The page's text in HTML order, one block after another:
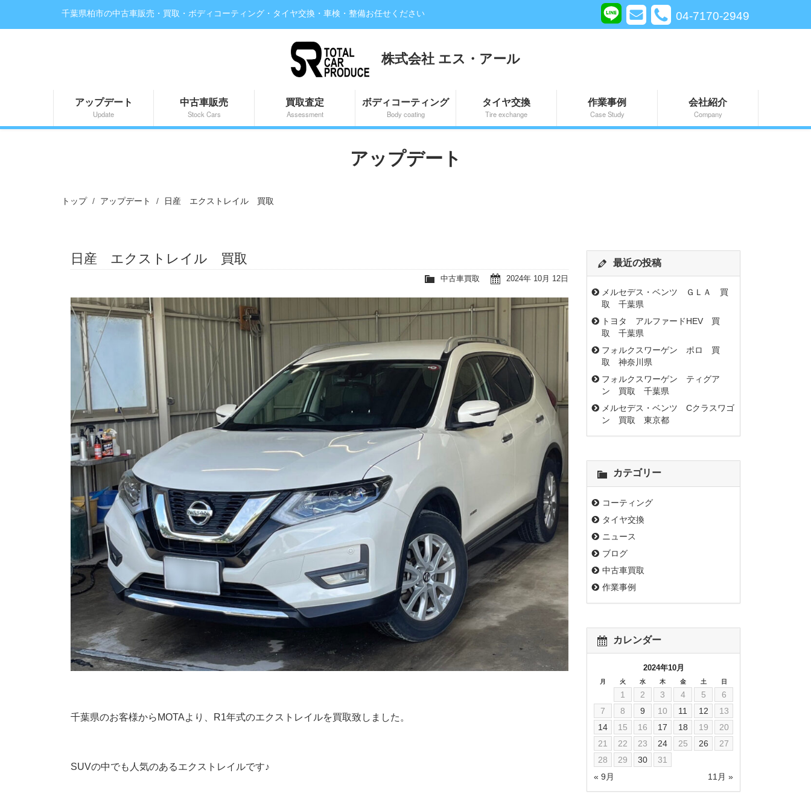
千葉県柏市の中古車販売・買取・ボディコーティング・タイヤ交換・車検・整備お任せください 04-7170-2949
株式会社 エス・アール
アップデート
Update
中古車販売
Stock Cars
買取査定
Assessment
ボディコーティング
Body coating
タイヤ交換
Tire exchange
作業事例
Case Study
会社紹介
Company
アップデート
トップ アップデート 日産 エクストレイル 買取
日産 エクストレイル 買取
2024年 10月 12日
中古車買取
千葉県のお客様からMOTAより、R1年式のエクストレイルを買取致しました。
SUVの中でも人気のあるエクストレイルです♪
最近の投稿
メルセデス・ベンツ ＧＬＡ 買
取 千葉県
トヨタ アルファードHEV 買
取 千葉県
フォルクスワーゲン ポロ 買
取 神奈川県
フォルクスワーゲン ティグア
ン 買取 千葉県
メルセデス・ベンツ Cクラスワゴ
ン 買取 東京都
カテゴリー
コーティング
タイヤ交換
ニュース
ブログ
中古車買取
作業事例
カレンダー
2024年10月
月 火 水 木 金 土 日
« 9月 11月 »
1 2 3 4 5
6
7
8 9 10 11 12
13
14
15 16 17 18 19
20
21
22 23 24 25 26
27
28
29 30 31